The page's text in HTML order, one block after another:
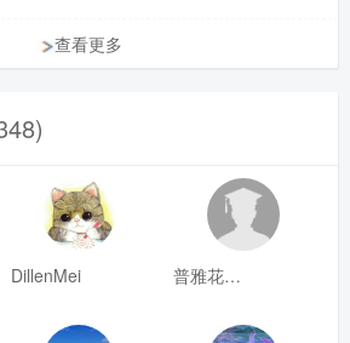
查看更多
DillenMei 普雅花qya